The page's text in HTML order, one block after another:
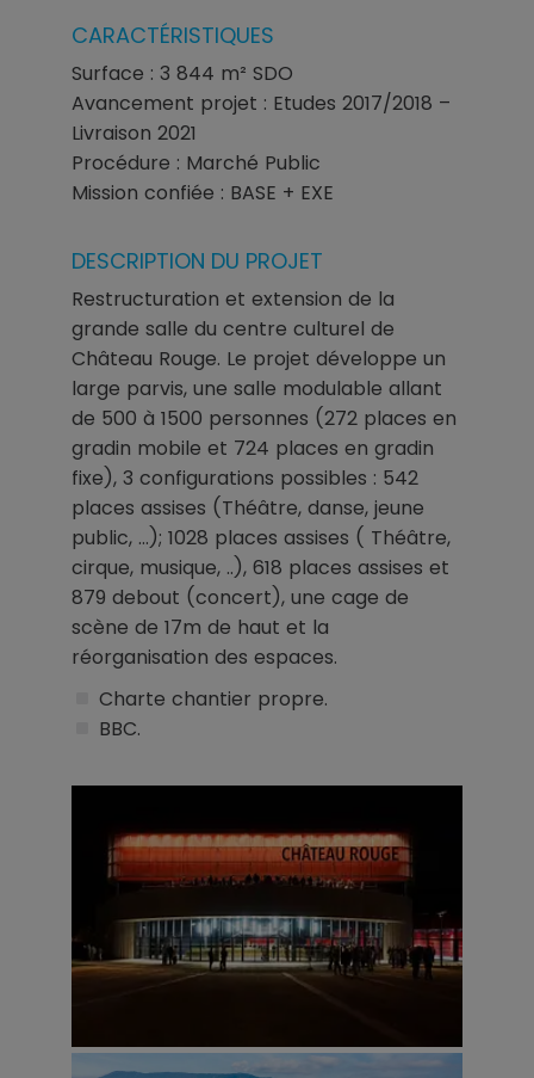
CARACTÉRISTIQUES
Surface : 3 844 m² SDO
Avancement projet : Etudes 2017/2018 –
Livraison 2021
Procédure : Marché Public
Mission confiée : BASE + EXE
DESCRIPTION DU PROJET
Restructuration et extension de la
grande salle du centre culturel de
Château Rouge. Le projet développe un
large parvis, une salle modulable allant
de 500 à 1500 personnes (272 places en
gradin mobile et 724 places en gradin
fixe), 3 configurations possibles : 542
places assises (Théâtre, danse, jeune
public, …); 1028 places assises ( Théâtre,
cirque, musique, ..), 618 places assises et
879 debout (concert), une cage de
scène de 17m de haut et la
réorganisation des espaces.
Charte chantier propre.
BBC.